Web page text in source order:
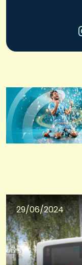
29/06/2024